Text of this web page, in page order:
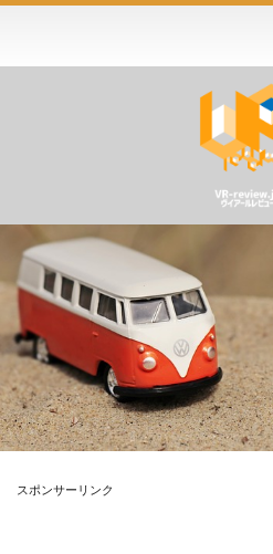
スポンサーリンク